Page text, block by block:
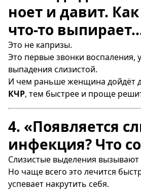
ноет и давит.
что-то
Это не капризы.
Это первые звонки воспаления,
выпадения слизистой.
И чем раньше женщина дойдёт
КЧР, тем быстрее и проще
4. «Появляется
инфекция? Что
Слизистые выделения вызывают
Но чаще всего это лечится
успевает накрутить себя.